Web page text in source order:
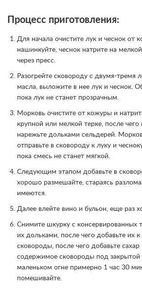
Процесс приготовления:
Для начала очистите лук и чеснок от
нашинкуйте, чеснок натрите на
через пресс.
Разогрейте сковороду с двумя-тремя
масла, выложите в нее лук и чеснок.
пока лук не станет прозрачным.
Морковь очистите от кожуры и
крупной или мелкой терке, после чего
нарежьте дольками сельдерей.
отправьте в сковороду к луку и
пока смесь не станет мягкой.
Следующим этапом добавьте в
хорошо размешайте, стараясь
имеются.
Далее влейте вино и бульон, еще раз
Снимите шкурку с консервированных
их дольками, после чего добавьте их
сковороды, после чего добавьте
содержимое сковороды под
маленьком огне примерно 1 час 30
помешивайте.